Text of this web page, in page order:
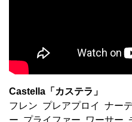
Castella「カステラ」
フレン プレアプロイ ナー